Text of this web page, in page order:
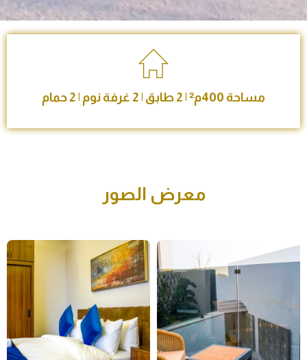
مساحة 400م² | 2 طابق | 2 غرفة نوم | 2 حمام
معرض الصور